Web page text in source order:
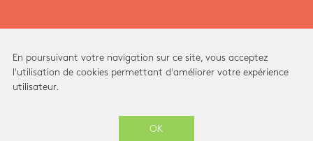
Ici Librairie - Paris Grands Boulevards © 2026 -
En poursuivant votre navigation sur ce site, vous acceptez
l'utilisation de cookies permettant d'améliorer votre expérience
utilisateur.
OK